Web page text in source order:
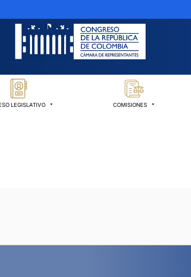
LEGISLATIVO COMISIONES